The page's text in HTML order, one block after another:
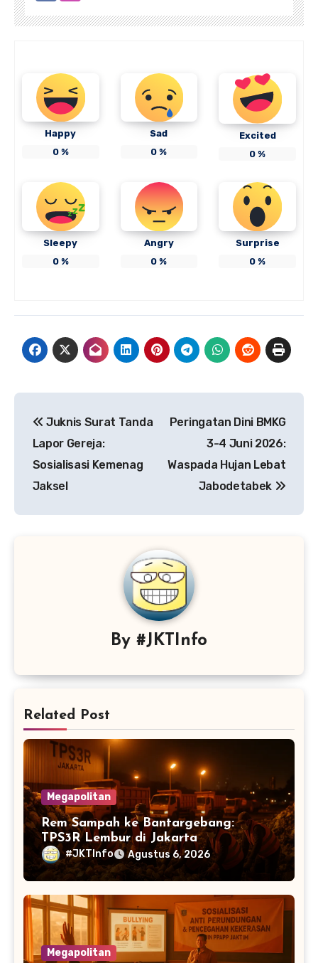
Happy
0%
Sad
0 %
Excited
0 %
Sleepy
0%
Angry
0 %
Surprise
0 %
pos
Juknis Surat Tanda
Lapor Gereja:
Sosialisasi Kemenag
Jaksel
Peringatan Dini BMKG
3-4 Juni 2026:
Waspada Hujan Lebat
Jabodetabek
By #JKTInfo
Related Post
Megapolitan
Rem Sampah ke Bantargebang:
TPS3R Lembur di Jakarta
#JKTInfo Agustus 6, 2026
Megapolitan